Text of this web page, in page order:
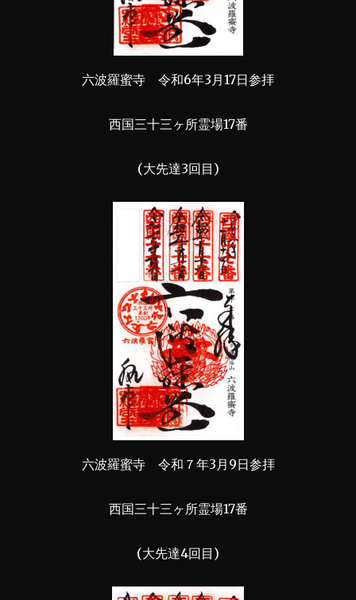
六波羅蜜寺 令和6年3月17日参拝
西国三十三ヶ所霊場17番
(大先達3回目)
六波羅蜜寺 令和７年3月9日参拝
西国三十三ヶ所霊場17番
(大先達4回目)